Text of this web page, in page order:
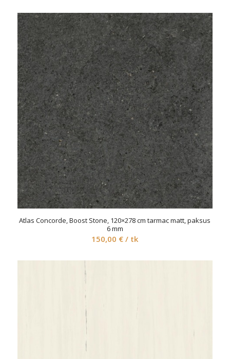
Atlas Concorde, Boost Stone, 120×278 cm tarmac matt, paksus
6 mm
150,00 € / tk